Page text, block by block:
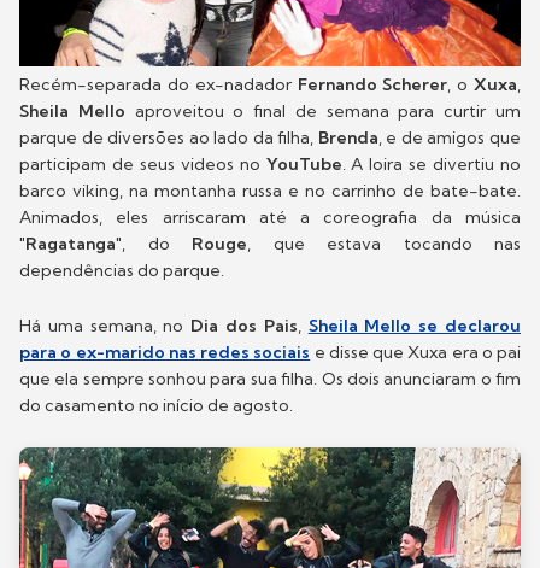
Recém-separada do ex-nadador Fernando Scherer, oXuxa,
Sheila Mello aproveitou o final de semana para curtir um
parque de diversões ao lado da filha, Brenda, e de amigos que
participam de seus videos no YouTube. A loira se divertiu no
barco viking, na montanha russa e no carrinho de bate-bate.
Animados, eles arriscaram até a coreografia da música
"Ragatanga", do Rouge, que estava tocando nas
dependências do parque.
Há uma semana, no Dia dos Pais, Sheila Mello se declarou
para o ex-marido nas redes sociais e disse que Xuxa era o pai
que ela sempre sonhou para sua filha. Os dois anunciaram o fim
do casamento no início de agosto.